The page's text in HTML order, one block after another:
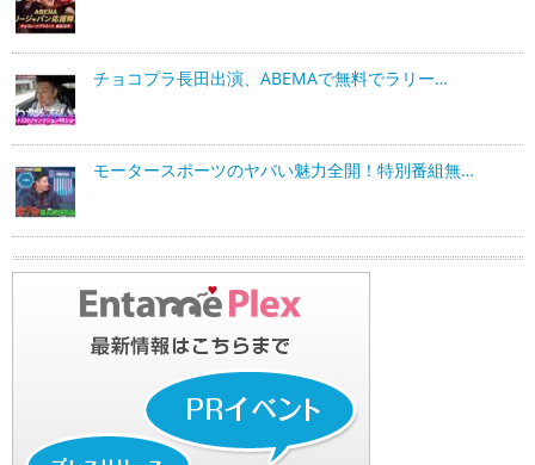
チョコプラ長田出演、ABEMAで無料でラリー…
モータースポーツのヤバい魅力全開！特別番組無…